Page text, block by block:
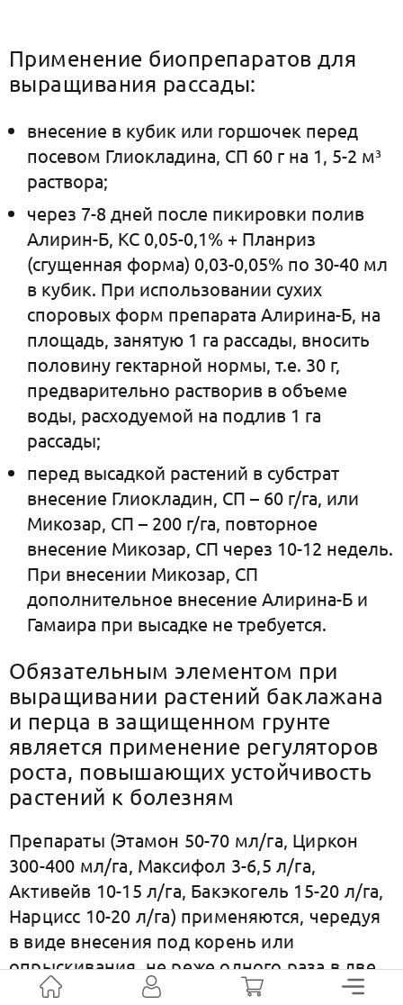
Применение биопрепаратов для
выращивания рассады:
внесение в кубик или горшочек перед
посевом Глиокладина, СП 60 г на 1, 5-2 м³
раствора;
через 7-8 дней после пикировки полив
Алирин-Б, КС 0,05-0,1% + Планриз
(сгущенная форма) 0,03-0,05% по 30-40 мл
в кубик. При использовании сухих
споровых форм препарата Алирина-Б, на
площадь, занятую 1 га рассады, вносить
половину гектарной нормы, т.е. 30 г,
предварительно растворив в объеме
воды, расходуемой на подлив 1 га
рассады;
перед высадкой растений в субстрат
внесение Глиокладин, СП – 60 г/га, или
Микозар, СП – 200 г/га, повторное
внесение Микозар, СП через 10-12 недель.
При внесении Микозар, СП
дополнительное внесение Алирина-Б и
Гамаира при высадке не требуется.
Обязательным элементом при
выращивании растений баклажана
и перца в защищенном грунте
является применение регуляторов
роста, повышающих устойчивость
растений к болезням
Препараты (Этамон 50-70 мл/га, Циркон
300-400 мл/га, Максифол 3-6,5 л/га,
Активейв 10-15 л/га, Бакэкогель 15-20 л/га,
Нарцисс 10-20 л/га) применяются, чередуя
в виде внесения под корень или
опрыскивания, не реже одного раза в две
недели.